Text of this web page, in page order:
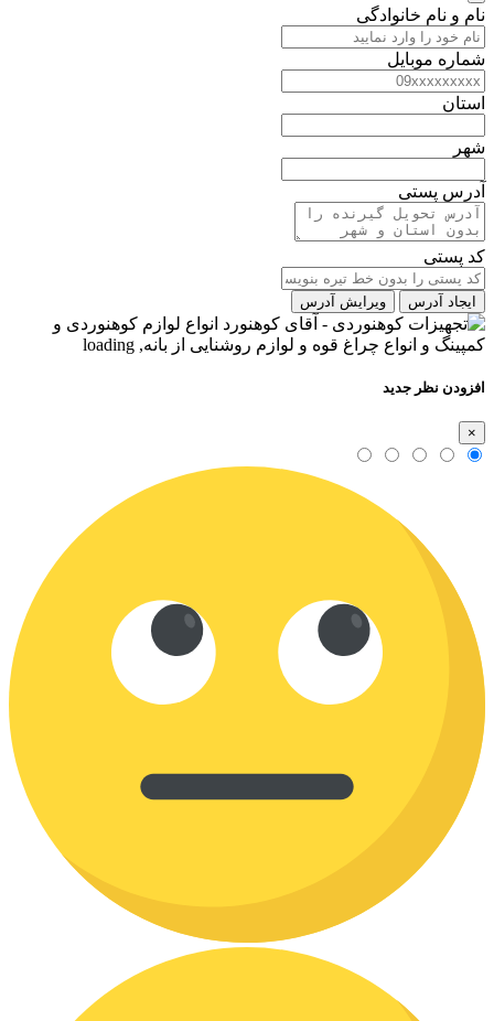
نام و نام خانوادگی
شماره موبایل
استان
شهر
آدرس پستی
کد پستی
ایجاد آدرس ویرایش آدرس
افزودن نظر جدید
×